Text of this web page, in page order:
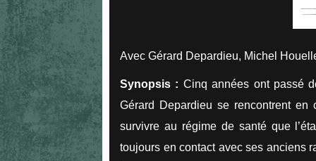
Avec Gérard Depardieu, Michel
Synopsis : Cinq années ont passé
Gérard Depardieu se rencontrent
survivre au régime de santé que
toujours en contact avec ses anciens